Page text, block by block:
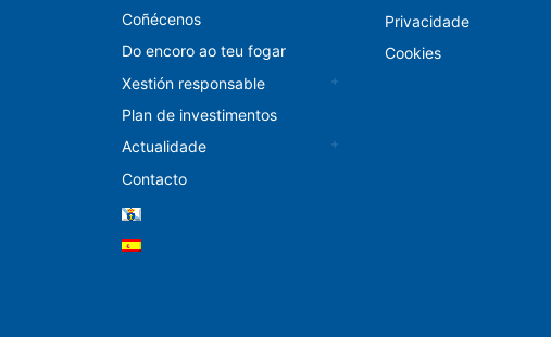
Coñécenos
Do encoro ao teu fogar
Xestión responsable
Plan de investimentos
Actualidade
Contacto
Privacidade
Cookies